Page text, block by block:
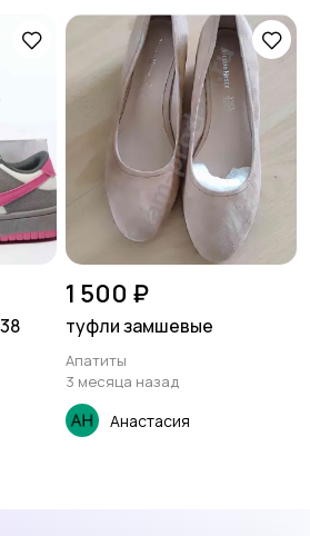
1 500 ₽
туфли замшевые
Апатиты
3 месяца назад
Анастасия